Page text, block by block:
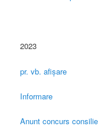
2023
pr. vb. afișare
Informare
Anunt concurs